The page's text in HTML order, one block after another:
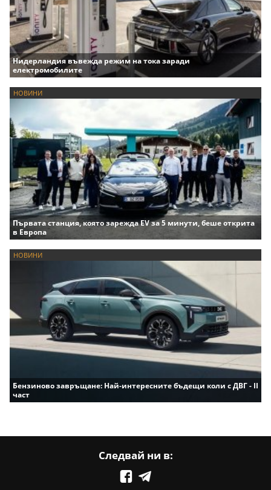
Нидерландия въвежда режим на тока заради
електромобилите
НОВИНИ
Първата станция, която зарежда EV за 5 минути, беше открита
в Европа
НОВИНИ
Бензиново завръщане: Най-интересните бъдещи коли с ДВГ - II
част
Следвай ни в: